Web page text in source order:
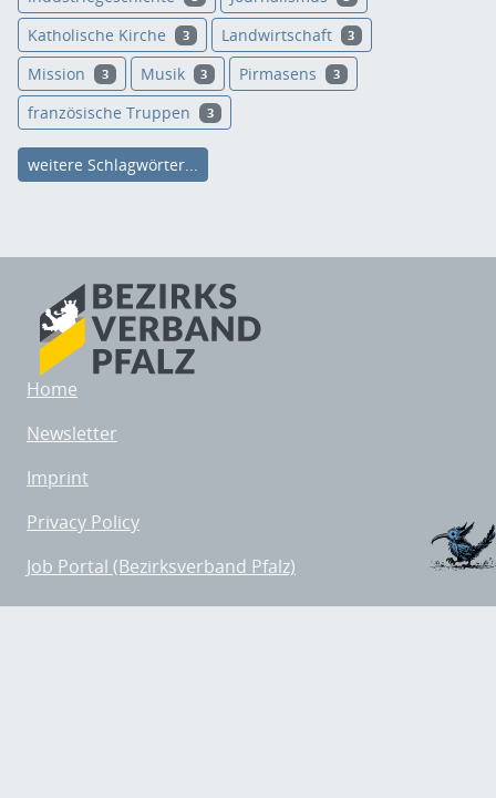
Katholische Kirche 3 Landwirtschaft 3
Mission 3 Musik 3 Pirmasens 3
französische Truppen 3
weitere Schlagwörter...
Home
Newsletter
Imprint
Privacy Policy
Job Portal (Bezirksverband Pfalz)